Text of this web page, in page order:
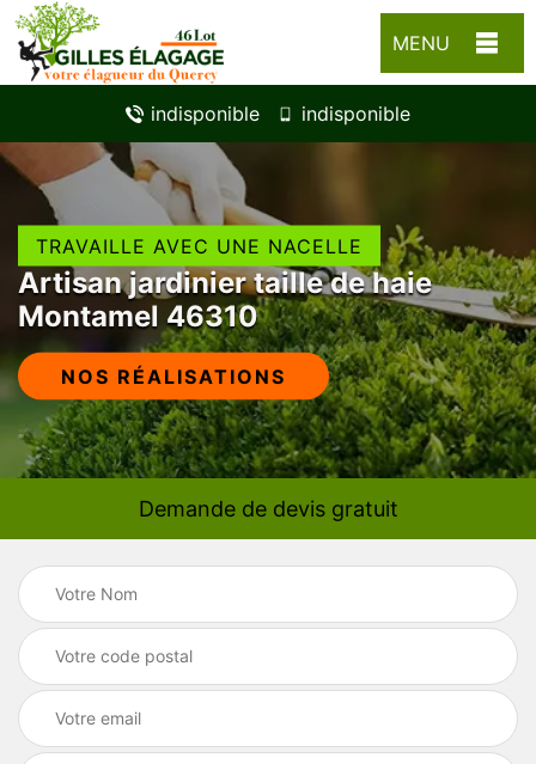
MENU
indisponible indisponible
TRAVAILLE AVEC UNE NACELLE
Artisan jardinier taille de haie
Montamel 46310
NOS RÉALISATIONS
Demande de devis gratuit